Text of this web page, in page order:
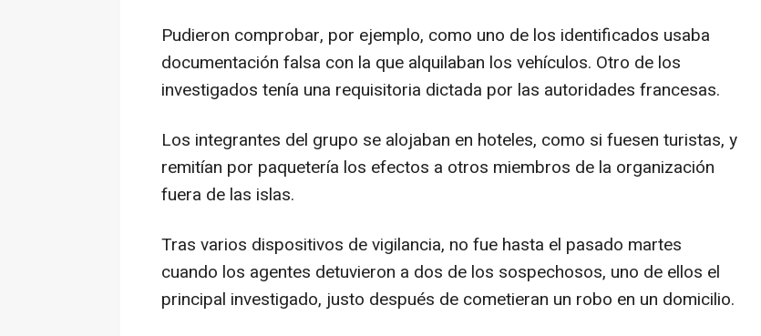
Pudieron comprobar, por ejemplo, como uno de los identificados usaba
documentación falsa con la que alquilaban los vehículos. Otro de los
investigados tenía una requisitoria dictada por las autoridades francesas.
Los integrantes del grupo se alojaban en hoteles, como si fuesen turistas, y
remitían por paquetería los efectos a otros miembros de la organización
fuera de las islas.
Tras varios dispositivos de vigilancia, no fue hasta el pasado martes
cuando los agentes detuvieron a dos de los sospechosos, uno de ellos el
principal investigado, justo después de cometieran un robo en un domicilio.